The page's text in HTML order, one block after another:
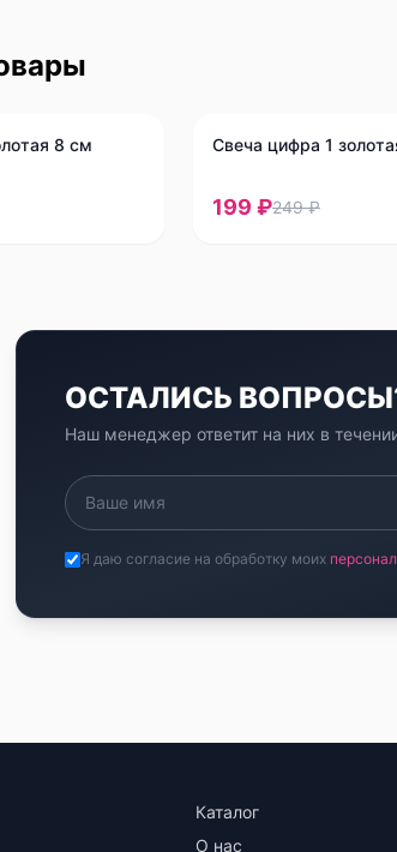
8 см -20%
Свеча цифра 1
199 ₽249 ₽
ОСТАЛИСЬ
Наш менеджер ответит на них в
Я даю согласие на обработку моих
Каталог
О нас